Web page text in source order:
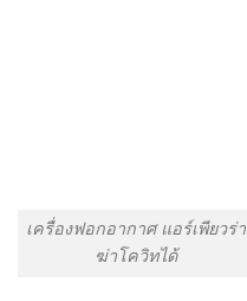
เครื่องฟอกอากาศ แอร์เพียวร่า
ฆ่าโควิทได้